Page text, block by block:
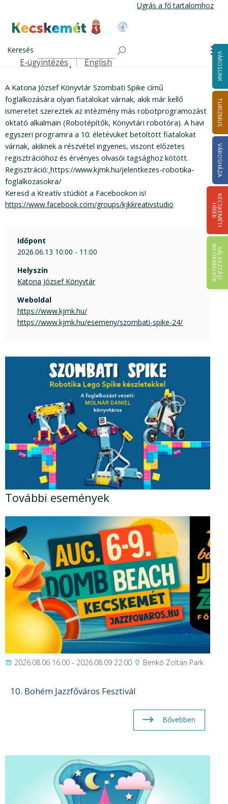
Ugrás a fő tartalomhoz
Kecskemét Város Honlapja
Keresés
Felső navigáció
E-ügyintézés English VÁROSUNK
TURIZMUS
VÁROSHÁZA
K
E
C
S
K
E
M
É
T
I
HÍ
R
E
K
V
Á
L
A
S
Z
T
Á
S
I
IN
F
O
R
M
Á
C
I
Ó
K
Szombati Spike
Szombati Spike
A Katona József Könyvtár Szombati Spike című
foglalkozására olyan fiatalokat várnak, akik már kellő
ismeretet szereztek az intézmény más robotprogramozást
oktató alkalmain (Robotépítők, Könyvtári robotóra). A havi
egyszeri programra a 10. életévüket betöltött fiatalokat
várnak, akiknek a részvétel ingyenes, viszont előzetes
regisztrációhoz és érvényes olvasói tagsághoz kötött.
Regisztráció: https://www.kjmk.hu/jelentkezes-robotika-
foglalkozasokra/
Keresd a Kreatív stúdiót a Facebookon is!
https://www.facebook.com/groups/kjkkreativstudio
Időpont
2026.06.13 10:00 - 11:00
Helyszín
Katona József Könyvtár
Weboldal
https://www.kjmk.hu/
https://www.kjmk.hu/esemeny/szombati-spike-24/
További események
2026.08.06 16:00 - 2026.08.09 22:00 Benkó Zoltán Park
10. Bohém Jazzfőváros Fesztivál
Bővebben